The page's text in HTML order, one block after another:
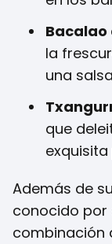
la
una
que
Además de
conocido por
combinación